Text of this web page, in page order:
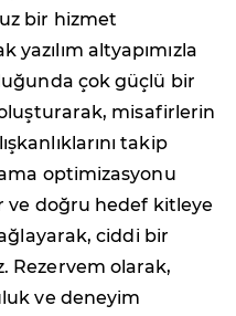
bir hizmet
yazılım altyapımızla
çok güçlü bir
misafirlerin
takip
optimizasyonu
ve doğru hedef kitleye
ciddi bir
Rezervem olarak,
ve deneyim